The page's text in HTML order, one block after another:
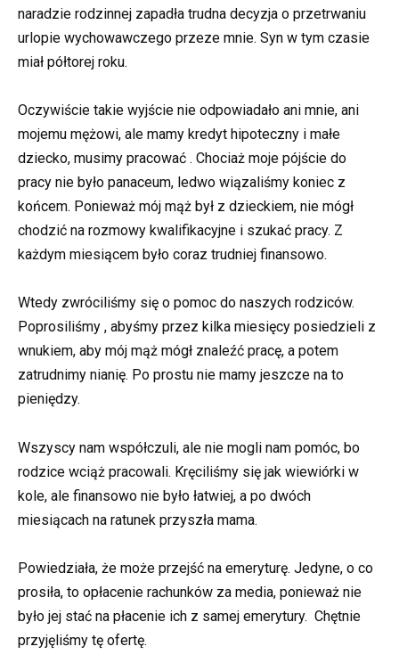
naradzie rodzinnej zapadła trudna decyzja o przetrwaniu
urlopie wychowawczego przeze mnie. Syn w tym czasie
miał półtorej roku.
Oczywiście takie wyjście nie odpowiadało ani mnie, ani
mojemu mężowi, ale mamy kredyt hipoteczny i małe
dziecko, musimy pracować . Chociaż moje pójście do
pracy nie było panaceum, ledwo wiązaliśmy koniec z
końcem. Ponieważ mój mąż był z dzieckiem, nie mógł
chodzić na rozmowy kwalifikacyjne i szukać pracy. Z
każdym miesiącem było coraz trudniej finansowo.
Wtedy zwróciliśmy się o pomoc do naszych rodziców.
Poprosiliśmy , abyśmy przez kilka miesięcy posiedzieli z
wnukiem, aby mój mąż mógł znaleźć pracę, a potem
zatrudnimy nianię. Po prostu nie mamy jeszcze na to
pieniędzy.
Wszyscy nam współczuli, ale nie mogli nam pomóc, bo
rodzice wciąż pracowali. Kręciliśmy się jak wiewiórki w
kole, ale finansowo nie było łatwiej, a po dwóch
miesiącach na ratunek przyszła mama.
Powiedziała, że może przejść na emeryturę. Jedyne, o co
prosiła, to opłacenie rachunków za media, ponieważ nie
było jej stać na płacenie ich z samej emerytury. Chętnie
przyjęliśmy tę ofertę.